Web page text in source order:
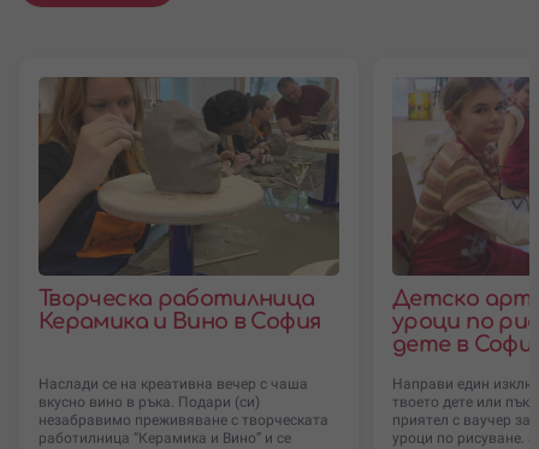
Творческа работилница
Керамика и Вино в София
Наслади се на креативна вечер с чаша
вкусно вино в ръка. Подари (си)
незабравимо преживяване с творческата
работилница “Керамика и Вино” и се
Детско арт
уроци по
дете в
Направи един
твоето дете или
приятел с ваучер за
уроци по рисуване.